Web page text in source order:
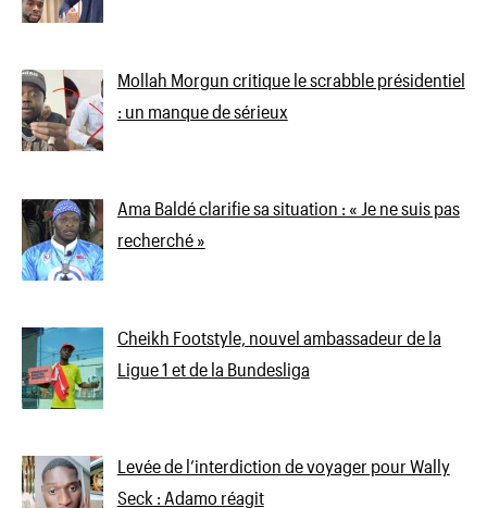
Mollah Morgun critique le scrabble présidentiel
: un manque de sérieux
Ama Baldé clarifie sa situation : « Je ne suis pas
recherché »
Cheikh Footstyle, nouvel ambassadeur de la
Ligue 1 et de la Bundesliga
Levée de l’interdiction de voyager pour Wally
Seck : Adamo réagit